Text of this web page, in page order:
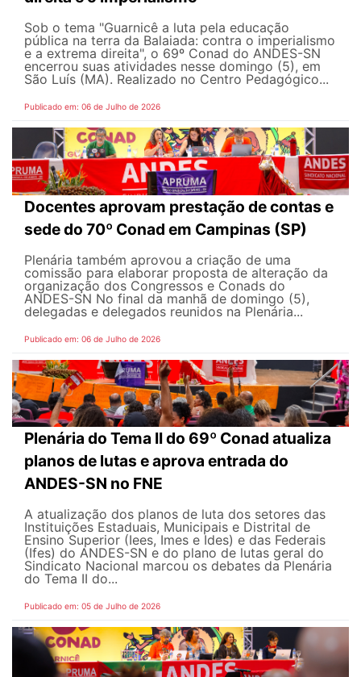
Sob o tema "Guarnicê a luta pela educação
pública na terra da Balaiada: contra o imperialismo
e a extrema direita", o 69º Conad do ANDES-SN
encerrou suas atividades nesse domingo (5), em
São Luís (MA). Realizado no Centro Pedagógico...
Publicado em: 06 de Julho de 2026
Docentes aprovam prestação de contas e
sede do 70º Conad em Campinas (SP)
Plenária também aprovou a criação de uma
comissão para elaborar proposta de alteração da
organização dos Congressos e Conads do
ANDES-SN No final da manhã de domingo (5),
delegadas e delegados reunidos na Plenária...
Publicado em: 06 de Julho de 2026
Plenária do Tema II do 69º Conad atualiza
planos de lutas e aprova entrada do
ANDES-SN no FNE
A atualização dos planos de luta dos setores das
Instituições Estaduais, Municipais e Distrital de
Ensino Superior (Iees, Imes e Ides) e das Federais
(Ifes) do ANDES-SN e do plano de lutas geral do
Sindicato Nacional marcou os debates da Plenária
do Tema II do...
Publicado em: 05 de Julho de 2026